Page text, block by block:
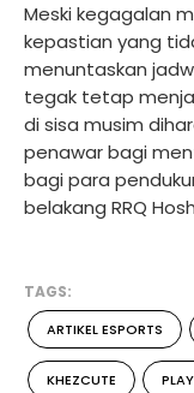
Meski kegagalan
kepastian yang
menuntaskan
tegak tetap
di sisa musim
penawar bagi
bagi para
belakang RRQ
TAGS:
ARTIKEL ESPORTS
KHEZCUTE